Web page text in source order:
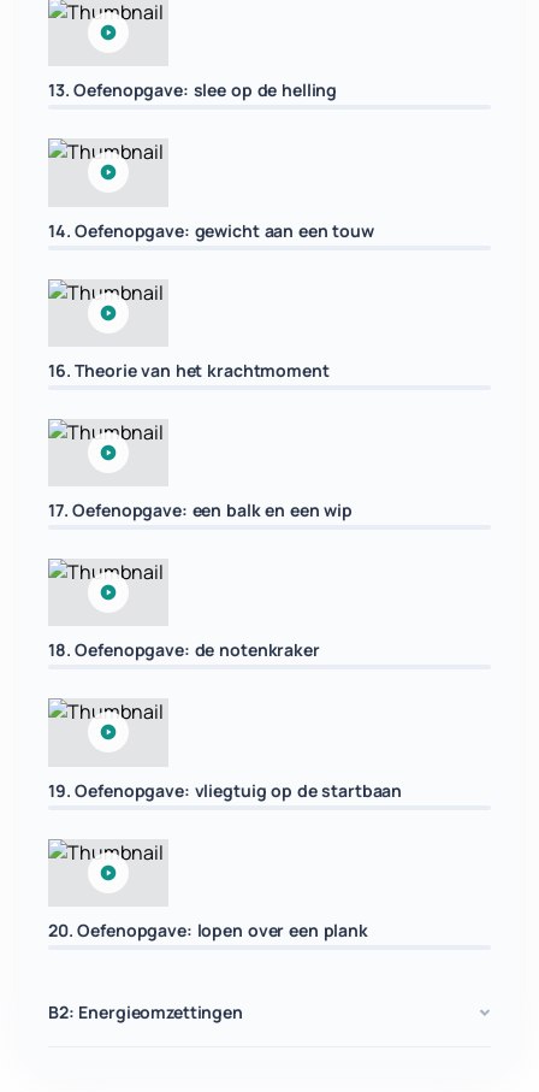
13. Oefenopgave: slee op de helling
14. Oefenopgave: gewicht aan een touw
16. Theorie van het krachtmoment
17. Oefenopgave: een balk en een wip
18. Oefenopgave: de notenkraker
19. Oefenopgave: vliegtuig op de startbaan
20. Oefenopgave: lopen over een plank
B2: Energieomzettingen